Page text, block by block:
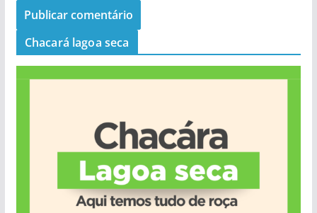
Chacará lagoa seca